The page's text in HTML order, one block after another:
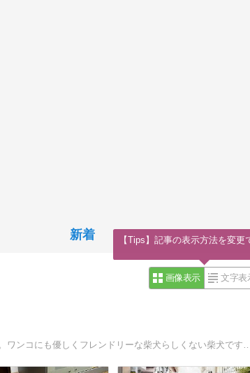
新着
画像表示 文字表
【Tips】記事の表示方法を変更